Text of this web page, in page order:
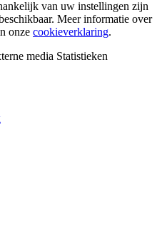
van uw instellingen zijn
Meer informatie over
onze cookieverklaring.
media Statistieken